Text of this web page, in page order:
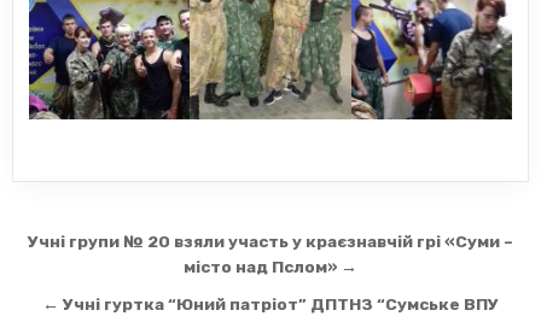
Навігація
Учні групи № 20 взяли участь у краєзнавчій грі «Суми –
місто над Пслом» →
← Учні гуртка “Юний патріот” ДПТНЗ “Сумське ВПУ